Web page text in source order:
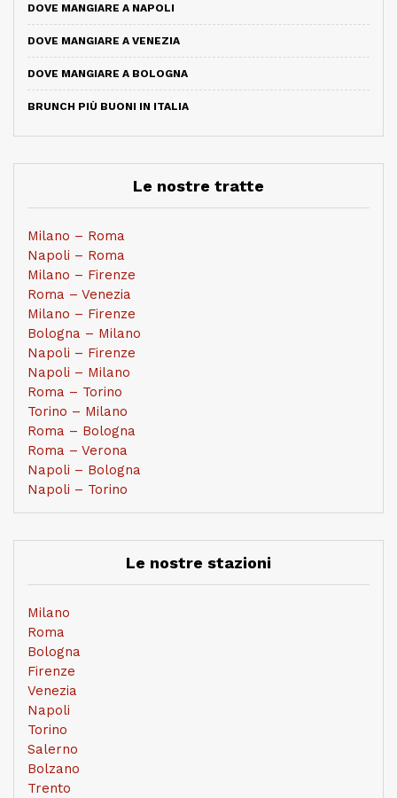
DOVE MANGIARE A NAPOLI
DOVE MANGIARE A VENEZIA
DOVE MANGIARE A BOLOGNA
BRUNCH PIÙ BUONI IN ITALIA
Le nostre tratte
Milano – Roma
Napoli – Roma
Milano – Firenze
Roma – Venezia
Milano – Firenze
Bologna – Milano
Napoli – Firenze
Napoli – Milano
Roma – Torino
Torino – Milano
Roma – Bologna
Roma – Verona
Napoli – Bologna
Napoli – Torino
Le nostre stazioni
Milano
Roma
Bologna
Firenze
Venezia
Napoli
Torino
Salerno
Bolzano
Trento